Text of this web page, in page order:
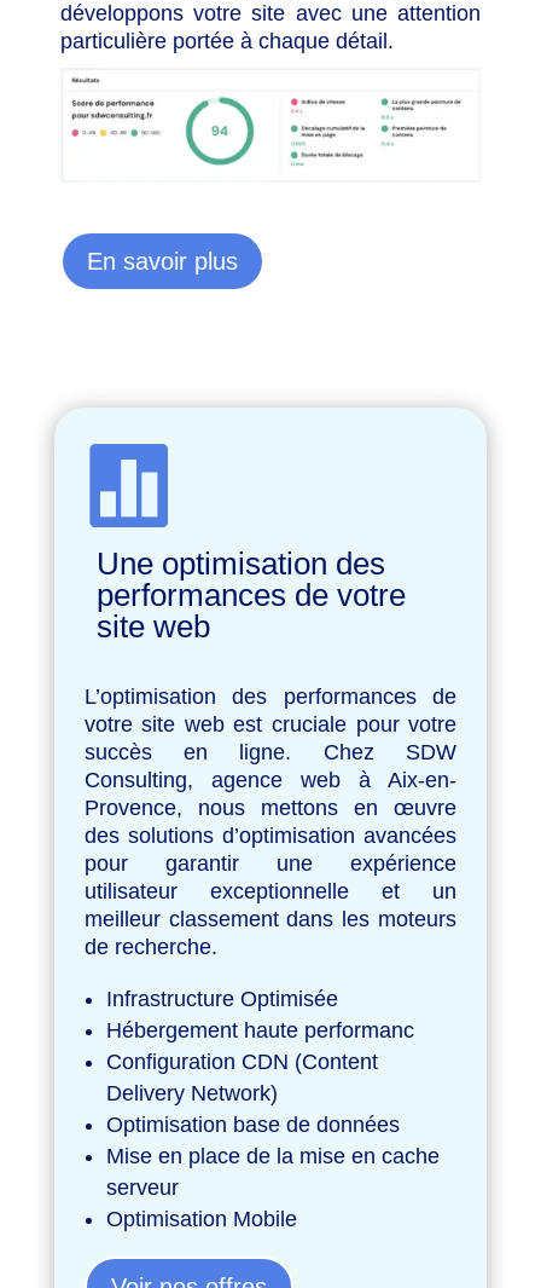
développons votre site avec une attention
particulière portée à chaque détail.
En savoir plus

Une optimisation des
performances de votre
site web
L’optimisation des performances de
votre site web est cruciale pour votre
succès en ligne. Chez SDW
Consulting, agence web à Aix-en-
Provence, nous mettons en œuvre
des solutions d’optimisation avancées
pour garantir une expérience
utilisateur exceptionnelle et un
meilleur classement dans les moteurs
de recherche.
Infrastructure Optimisée
Hébergement haute performanc
Configuration CDN (Content
Delivery Network)
Optimisation base de données
Mise en place de la mise en cache
serveur
Optimisation Mobile